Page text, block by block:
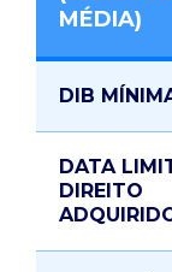
MÉDIA)
DIB
DATA
DIREITO